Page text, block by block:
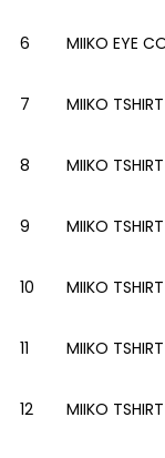
6 MIIKO EYE
7 MIIKO
8 MIIKO
9 MIIKO
10 MIIKO
11 MIIKO
12 MIIKO